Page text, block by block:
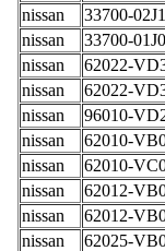
nissan
33700-
nissan
33700-
nissan
62022-
nissan
62022-
nissan
96010-
nissan
62010-
nissan
62010-
nissan
62012-
nissan
62012-
nissan
62025-